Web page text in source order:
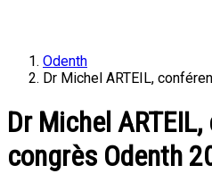
Odenth
Dr Michel ARTEIL,
Dr Michel
congrès Odenth